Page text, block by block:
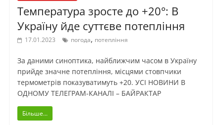
Температура зросте до +20°: В
Україну йде суттєве потепління
17.01.2023 погода, потепління
За даними синоптика, найближчим часом в Україну
прийде значне потепління, місцями стовпчики
термометрів показуватимуть +20. УСІ НОВИНИ В
ОДНОМУ ТЕЛЕГРАМ-КАНАЛІ – БАЙРАКТАР
Більше...